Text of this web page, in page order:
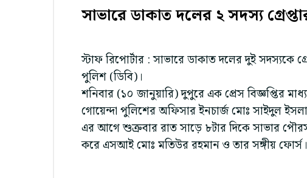
সাভারে ডাকাত দলের ২ সদস্য
স্টাফ রিপোর্টার : সাভারে ডাকাত দলের দুই সদস্যকে
পুলিশ (ডিবি)।
শনিবার (১০ জানুয়ারি) দুপুরে এক প্রেস বিজ্ঞপ্তির
গোয়েন্দা পুলিশের অফিসার ইনচার্জ মোঃ সাইদুল
এর আগে শুক্রবার রাত সাড়ে ৮টার দিকে সাভার
করে এসআই মোঃ মতিউর রহমান ও তার সঙ্গীয় ফোর্স।